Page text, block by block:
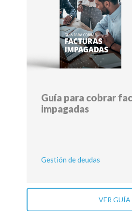
Guía para cobrar
impagadas
Gestión de deudas
VER GUÍA